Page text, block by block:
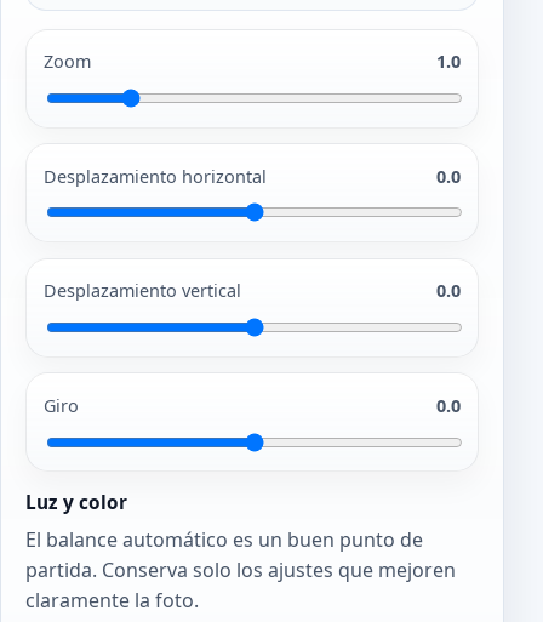
Zoom 1.0
Desplazamiento horizontal 0.0
Desplazamiento vertical 0.0
Giro 0.0
Luz y color
El balance automático es un buen punto de
partida. Conserva solo los ajustes que mejoren
claramente la foto.